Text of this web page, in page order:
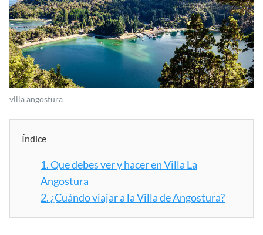
villa angostura
Índice
1.Que debes ver y hacer en Villa La
Angostura
2. ¿Cuándo viajar a la Villa de Angostura?